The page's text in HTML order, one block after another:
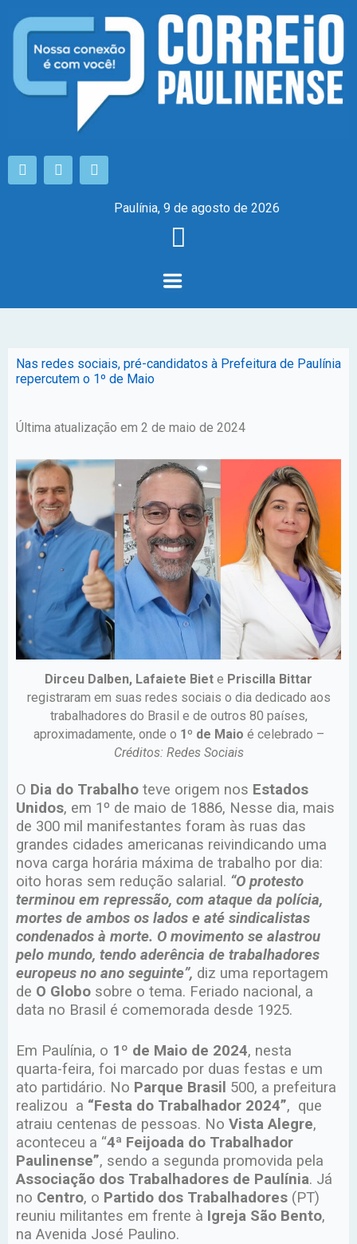
Paulínia, 9 de agosto de 2026
Nas redes sociais, pré-candidatos à Prefeitura de Paulínia
repercutem o 1º de Maio
Última atualização em 2 de maio de 2024
Dirceu Dalben, Lafaiete Biet e Priscilla Bittar
registraram em suas redes sociais o dia dedicado aos
trabalhadores do Brasil e de outros 80 países,
aproximadamente, onde o 1º de Maio é celebrado –
Créditos: Redes Sociais
O Dia do Trabalho teve origem nos Estados
Unidos, em 1º de maio de 1886, Nesse dia, mais
de 300 mil manifestantes foram às ruas das
grandes cidades americanas reivindicando uma
nova carga horária máxima de trabalho por dia:
oito horas sem redução salarial. “O protesto
terminou em repressão, com ataque da polícia,
mortes de ambos os lados e até sindicalistas
condenados à morte. O movimento se alastrou
pelo mundo, tendo aderência de trabalhadores
europeus no ano seguinte”, diz uma reportagem
de O Globo sobre o tema. Feriado nacional, a
data no Brasil é comemorada desde 1925.
Em Paulínia, o 1º de Maio de 2024, nesta
quarta-feira, foi marcado por duas festas e um
ato partidário. No Parque Brasil 500, a prefeitura
realizou a “Festa do Trabalhador 2024”, que
atraiu centenas de pessoas. No Vista Alegre,
aconteceu a “4ª Feijoada do Trabalhador
Paulinense”, sendo a segunda promovida pela
Associação dos Trabalhadores de Paulínia. Já
no Centro, o Partido dos Trabalhadores (PT)
reuniu militantes em frente à Igreja São Bento,
na Avenida José Paulino.